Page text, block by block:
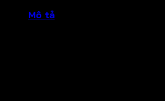
Mô tả